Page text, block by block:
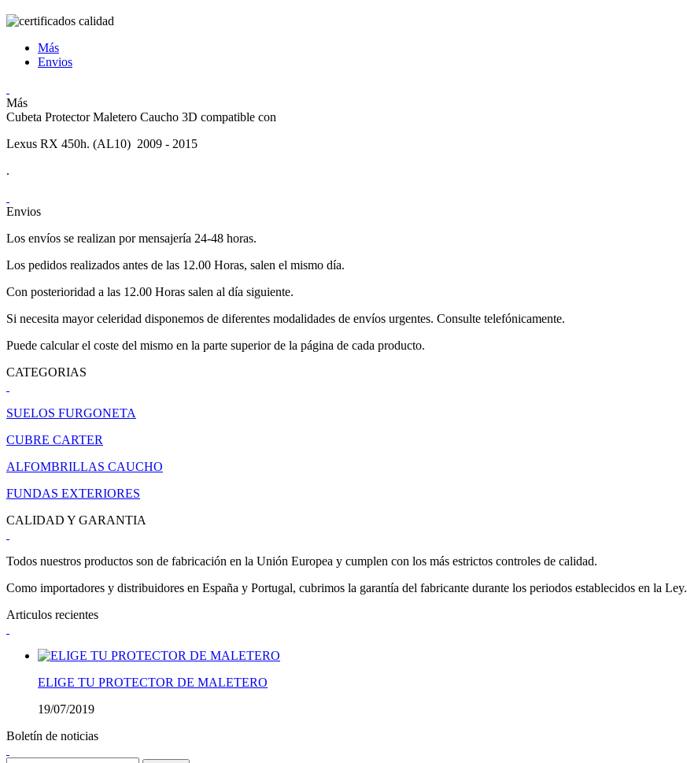
Más
Envios
Más
Cubeta Protector Maletero Caucho 3D compatible con
Lexus RX 450h. (AL10) 2009 - 2015
.
Envios
Los envíos se realizan por mensajería 24-48 horas.
Los pedidos realizados antes de las 12.00 Horas, salen el mismo día.
Con posterioridad a las 12.00 Horas salen al día siguiente.
Si necesita mayor celeridad disponemos de diferentes modalidades de envíos urgentes. Consulte telefónicamente.
Puede calcular el coste del mismo en la parte superior de la página de cada producto.
CATEGORIAS
SUELOS FURGONETA
CUBRE CARTER
ALFOMBRILLAS CAUCHO
FUNDAS EXTERIORES
CALIDAD Y GARANTIA
Todos nuestros productos son de fabricación en la Unión Europea y cumplen con los más estrictos controles de calidad.
Como importadores y distribuidores en España y Portugal, cubrimos la garantía del fabricante durante los periodos establecidos en la Ley.
Articulos recientes
ELIGE TU PROTECTOR DE MALETERO
19/07/2019
Boletín de noticias